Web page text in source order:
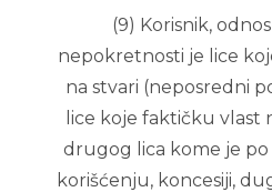
(9) Korisnik,
nepokretnosti je lice
na stvari (neposredni
lice koje faktičku vlast
drugog lica kome je
korišćenju, koncesiji,